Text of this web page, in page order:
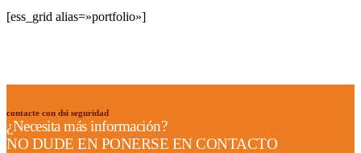
[ess_grid alias=»portfolio»]
contacte con dsi seguridad
¿Necesita más información?
NO DUDE EN PONERSE EN CONTACTO